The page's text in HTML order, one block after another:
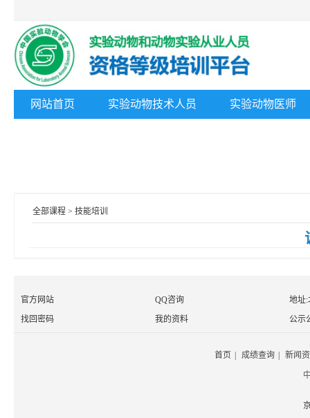
网站首页 实验动物技术人员 实验动物医师
全部课程 > 技能培训
官方网站 QQ咨询
地址:
找回密码
我的资料 公示
首页 成绩查询 新闻